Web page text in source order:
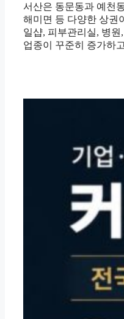
서산은 동문동과 예천
해미면 등 다양한 상권
일샵, 피부관리실, 병
업종이 꾸준히 증가하